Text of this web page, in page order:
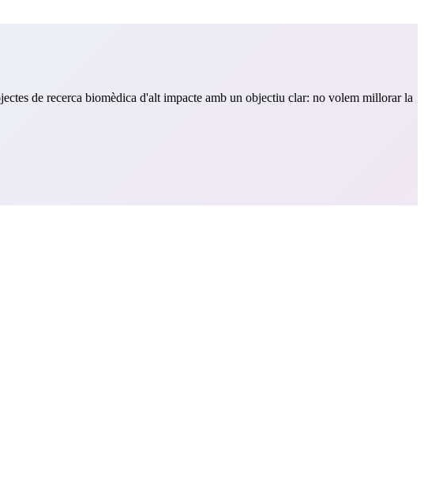
de recerca biomèdica d'alt impacte amb un objectiu clar: no volem millorar la